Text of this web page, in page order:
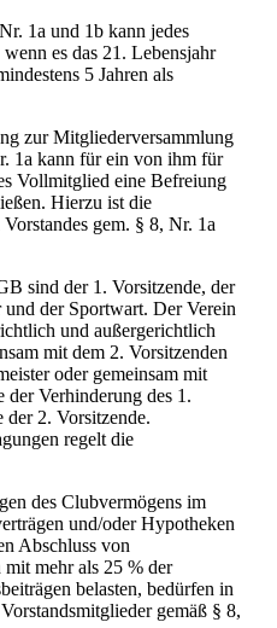
1a und 1b kann jedes
es das 21. Lebensjahr
5 Jahren als
zur Mitgliederversammlung
1a kann für ein von ihm für
Vollmitglied eine Befreiung
Hierzu ist die
gem. § 8, Nr. 1a
sind der 1. Vorsitzende, der
und der Sportwart. Der Verein
und außergerichtlich
mit dem 2. Vorsitzenden
oder gemeinsam mit
Verhinderung des 1.
der 2. Vorsitzende.
regelt die
des Clubvermögens im
und/oder Hypotheken
Abschluss von
mit mehr als 25 % der
belasten, bedürfen in
gemäß § 8,